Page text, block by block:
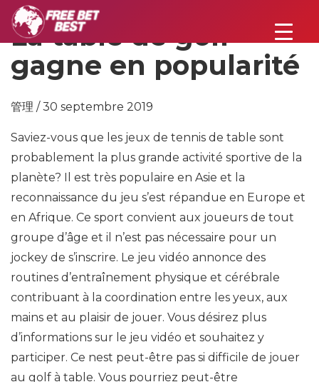
La table de golf
gagne en popularité
管理 / 30 septembre 2019
Saviez-vous que les jeux de tennis de table sont
probablement la plus grande activité sportive de la
planète? Il est très populaire en Asie et la
reconnaissance du jeu s’est répandue en Europe et
en Afrique. Ce sport convient aux joueurs de tout
groupe d’âge et il n’est pas nécessaire pour un
jockey de s’inscrire. Le jeu vidéo annonce des
routines d’entraînement physique et cérébrale
contribuant à la coordination entre les yeux, aux
mains et au plaisir de jouer. Vous désirez plus
d’informations sur le jeu vidéo et souhaitez y
participer. Ce nest peut-être pas si difficile de jouer
au golf à table. Vous pourriez peut-être